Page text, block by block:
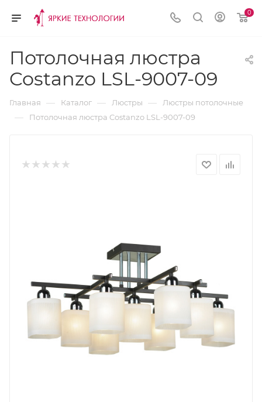
0
Потолочная люстра
Costanzo LSL-9007-09
Главная — Каталог — Люстры — Люстры потолочные
— Потолочная люстра Costanzo LSL-9007-09